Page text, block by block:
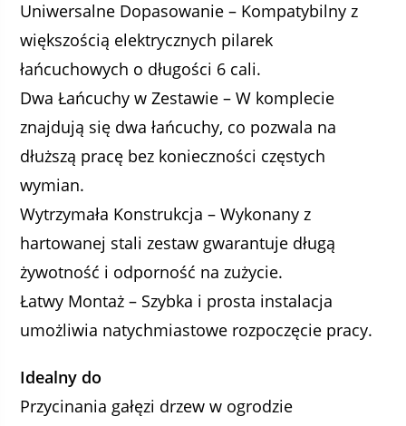
Uniwersalne Dopasowanie – Kompatybilny z
większością elektrycznych pilarek
łańcuchowych o długości 6 cali.
Dwa Łańcuchy w Zestawie – W komplecie
znajdują się dwa łańcuchy, co pozwala na
dłuższą pracę bez konieczności częstych
wymian.
Wytrzymała Konstrukcja – Wykonany z
hartowanej stali zestaw gwarantuje długą
żywotność i odporność na zużycie.
Łatwy Montaż – Szybka i prosta instalacja
umożliwia natychmiastowe rozpoczęcie pracy.
Idealny do
Przycinania gałęzi drzew w ogrodzie